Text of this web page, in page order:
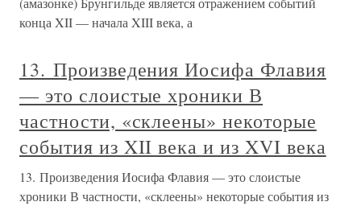
конца XII — начала XIII века, а
13. Произведения Иосифа Флавия
— это слоистые хроники В
частности, «склеены» некоторые
события из XII века и из XVI века
13. Произведения Иосифа Флавия — это слоистые
хроники В частности, «склеены» некоторые события из